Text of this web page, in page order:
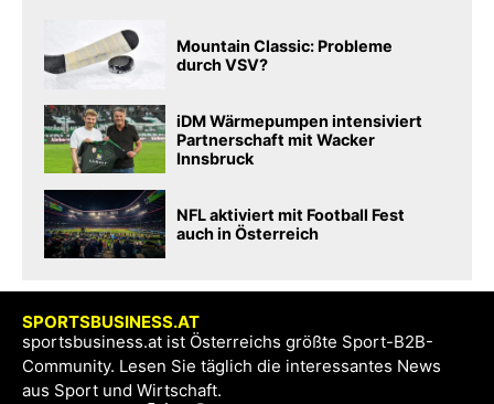
Mountain Classic: Probleme
durch VSV?
iDM Wärmepumpen intensiviert
Partnerschaft mit Wacker
Innsbruck
NFL aktiviert mit Football Fest
auch in Österreich
SPORTSBUSINESS.AT
sportsbusiness.at ist Österreichs größte Sport-B2B-
Community. Lesen Sie täglich die interessantes News
aus Sport und Wirtschaft.